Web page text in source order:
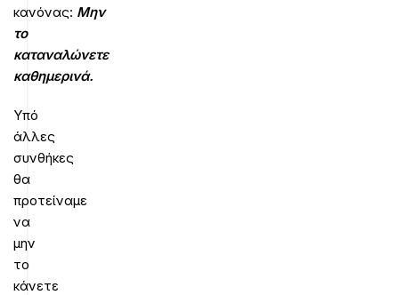
κανόνας: Μην
το
καταναλώνετε
καθημερινά.
Υπό
άλλες
συνθήκες
θα
προτείναμε
να
μην
το
κάνετε